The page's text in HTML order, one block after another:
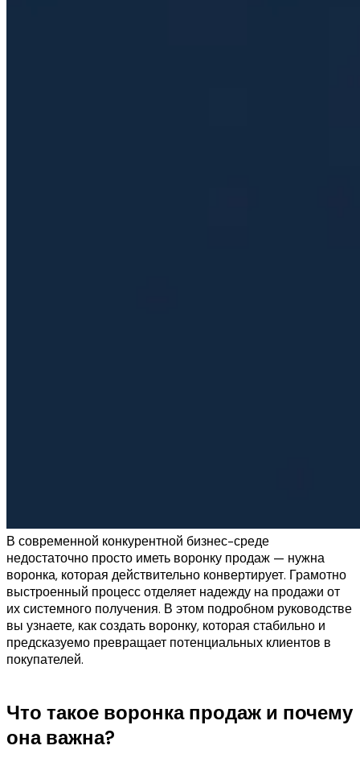
В современной конкурентной бизнес-среде
недостаточно просто иметь воронку продаж — нужна
воронка, которая действительно конвертирует. Грамотно
выстроенный процесс отделяет надежду на продажи от
их системного получения. В этом подробном руководстве
вы узнаете, как создать воронку, которая стабильно и
предсказуемо превращает потенциальных клиентов в
покупателей.
Что такое воронка продаж и почему
она важна?